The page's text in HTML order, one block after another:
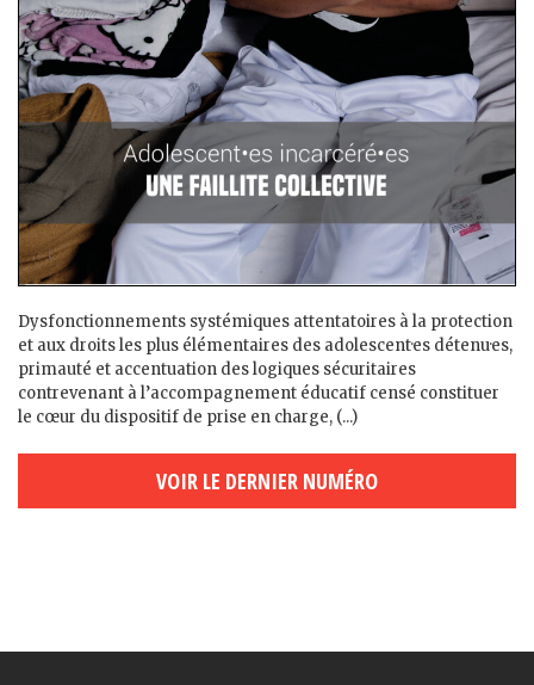
Dysfonctionnements systémiques attentatoires à la protection
et aux droits les plus élémentaires des adolescent·es détenu·es,
primauté et accentuation des logiques sécuritaires
contrevenant à l’accompagnement éducatif censé constituer
le cœur du dispositif de prise en charge, (...)
VOIR LE DERNIER NUMÉRO